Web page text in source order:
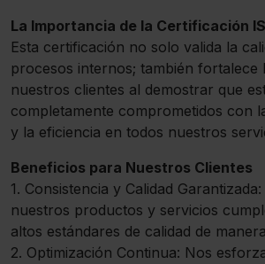
La Importancia de la Certificación
Esta certificación no solo valida la
procesos internos; también fortalece
nuestros clientes al demostrar que
completamente comprometidos con
y la eficiencia en todos nuestros
Beneficios para Nuestros Clientes
1. Consistencia y Calidad
nuestros productos y servicios
altos estándares de calidad de
2. Optimización Continua: Nos